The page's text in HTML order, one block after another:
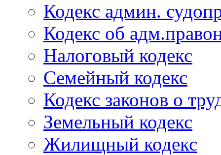
Кодекс админ.
Кодекс об
Налоговый кодекс
Семейный кодекс
Кодекс законов о
Земельный кодекс
Жилищный кодекс